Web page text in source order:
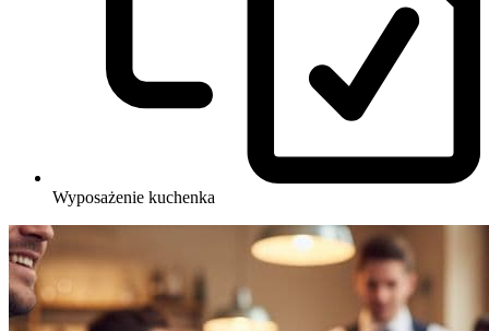
Wyposażenie kuchenka